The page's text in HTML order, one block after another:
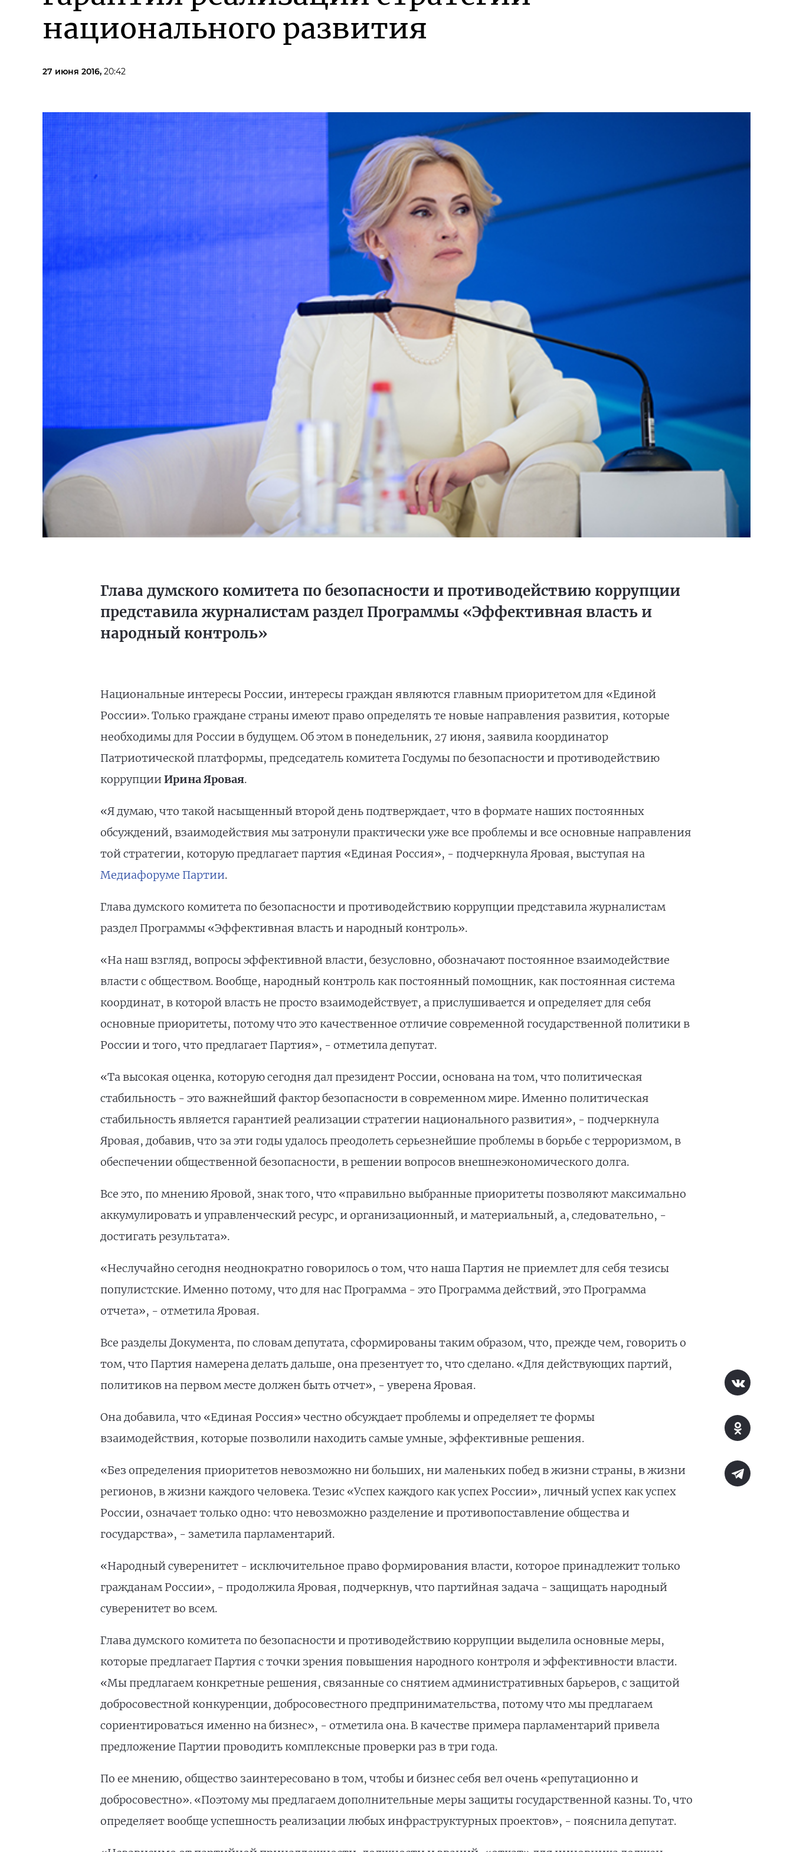
национального развития
27 июня 2016, 20:42
Глава думского комитета по безопасности и противодействию коррупции
представила журналистам раздел Программы «Эффективная власть и
народный контроль»
Национальные интересы России, интересы граждан являются главным приоритетом для «Единой
России». Только граждане страны имеют право определять те новые направления развития, которые
необходимы для России в будущем. Об этом в понедельник, 27 июня, заявила координатор
Патриотической платформы, председатель комитета Госдумы по безопасности и противодействию
коррупции Ирина Яровая.
«Я думаю, что такой насыщенный второй день подтверждает, что в формате наших постоянных
обсуждений, взаимодействия мы затронули практически уже все проблемы и все основные направления
той стратегии, которую предлагает партия «Единая Россия», - подчеркнула Яровая, выступая на
Медиафоруме Партии.
Глава думского комитета по безопасности и противодействию коррупции представила журналистам
раздел Программы «Эффективная власть и народный контроль».
«На наш взгляд, вопросы эффективной власти, безусловно, обозначают постоянное взаимодействие
власти с обществом. Вообще, народный контроль как постоянный помощник, как постоянная система
координат, в которой власть не просто взаимодействует, а прислушивается и определяет для себя
основные приоритеты, потому что это качественное отличие современной государственной политики в
России и того, что предлагает Партия», - отметила депутат.
«Та высокая оценка, которую сегодня дал президент России, основана на том, что политическая
стабильность - это важнейший фактор безопасности в современном мире. Именно политическая
стабильность является гарантией реализации стратегии национального развития», - подчеркнула
Яровая, добавив, что за эти годы удалось преодолеть серьезнейшие проблемы в борьбе с терроризмом, в
обеспечении общественной безопасности, в решении вопросов внешнеэкономического долга.
Все это, по мнению Яровой, знак того, что «правильно выбранные приоритеты позволяют максимально
аккумулировать и управленческий ресурс, и организационный, и материальный, а, следовательно, -
достигать результата».
«Неслучайно сегодня неоднократно говорилось о том, что наша Партия не приемлет для себя тезисы
популистские. Именно потому, что для нас Программа - это Программа действий, это Программа
отчета», - отметила Яровая.
Все разделы Документа, по словам депутата, сформированы таким образом, что, прежде чем, говорить о
том, что Партия намерена делать дальше, она презентует то, что сделано. «Для действующих партий,
политиков на первом месте должен быть отчет», - уверена Яровая.
Она добавила, что «Единая Россия» честно обсуждает проблемы и определяет те формы
взаимодействия, которые позволили находить самые умные, эффективные решения.
«Без определения приоритетов невозможно ни больших, ни маленьких побед в жизни страны, в жизни
регионов, в жизни каждого человека. Тезис «Успех каждого как успех России», личный успех как успех
России, означает только одно: что невозможно разделение и противопоставление общества и
государства», - заметила парламентарий.
«Народный суверенитет - исключительное право формирования власти, которое принадлежит только
гражданам России», - продолжила Яровая, подчеркнув, что партийная задача - защищать народный
суверенитет во всем.
Глава думского комитета по безопасности и противодействию коррупции выделила основные меры,
которые предлагает Партия с точки зрения повышения народного контроля и эффективности власти.
«Мы предлагаем конкретные решения, связанные со снятием административных барьеров, с защитой
добросовестной конкуренции, добросовестного предпринимательства, потому что мы предлагаем
сориентироваться именно на бизнес», - отметила она. В качестве примера парламентарий привела
предложение Партии проводить комплексные проверки раз в три года.
По ее мнению, общество заинтересовано в том, чтобы и бизнес себя вел очень «репутационно и
добросовестно». «Поэтому мы предлагаем дополнительные меры защиты государственной казны. То, что
определяет вообще успешность реализации любых инфраструктурных проектов», - пояснила депутат.